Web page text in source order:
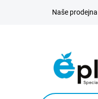
Naše prodejna